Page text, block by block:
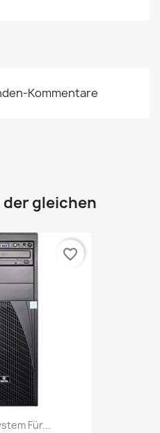
Kommentare
der gleichen
Für...
favorite_border